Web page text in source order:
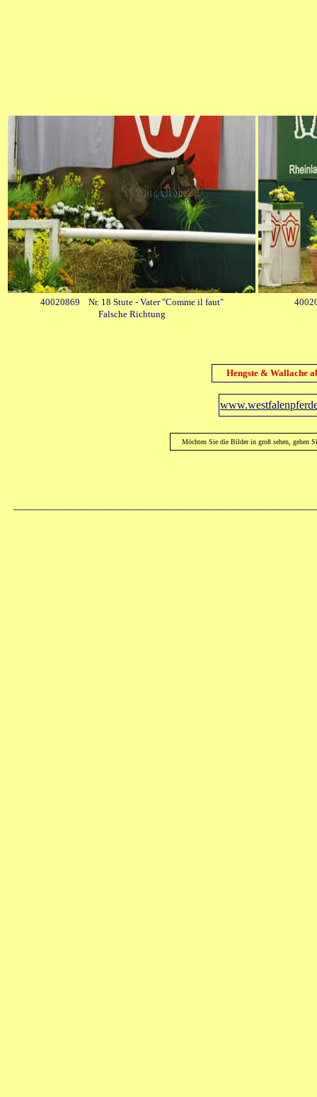
40020869 Nr. 18 Stute - Vater "Comme il faut"
Falsche Richtung
Hengste & Wallache
Möchten Sie die Bilder in groß sehen, gehen